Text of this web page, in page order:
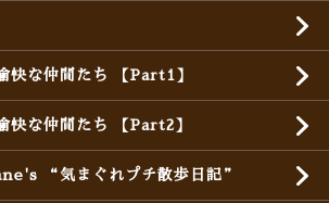
快な仲間たち 【Part1】
快な仲間たち 【Part2】
“気まぐれプチ散歩日記”